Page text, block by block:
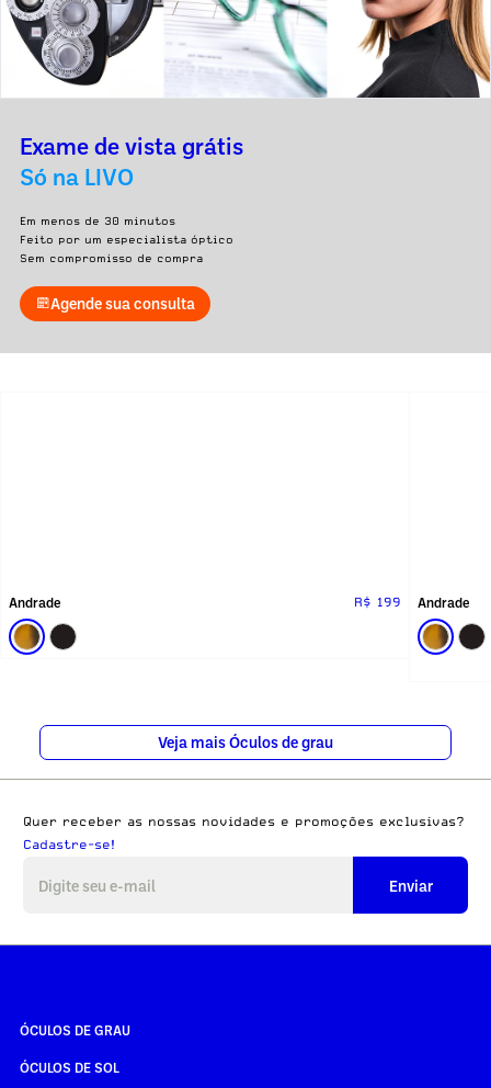
Exame de vista grátis
Só na LIVO
Em menos de 30 minutos
Feito por um especialista óptico
Sem compromisso de compra
Agende sua consulta
Andrade R$ 199 Andrade
Veja mais Óculos de grau
Quer receber as nossas novidades e promoções exclusivas?
Cadastre-se!
Enviar
ÓCULOS DE GRAU
ÓCULOS DE SOL